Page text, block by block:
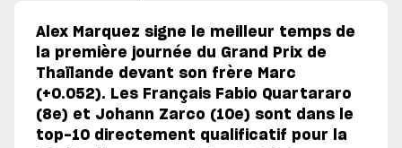
Alex Marquez signe le meilleur temps de
la première journée du Grand Prix de
Thaïlande devant son frère Marc
(+0.052). Les Français Fabio Quartararo
(8e) et Johann Zarco (10e) sont dans le
top-10 directement qualificatif pour la